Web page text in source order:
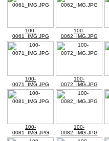
100-
0061_IMG.JPG
100-
0062_IMG.JPG
100-
0071_IMG.JPG
100-
0072_IMG.JPG
100-
0081_IMG.JPG
100-
0082_IMG.JPG